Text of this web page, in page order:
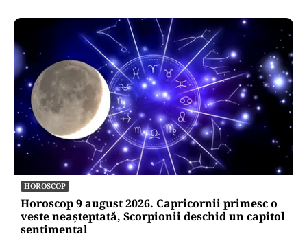
HOROSCOP
Horoscop 9 august 2026. Capricornii primesc o
veste neașteptată, Scorpionii deschid un capitol
sentimental